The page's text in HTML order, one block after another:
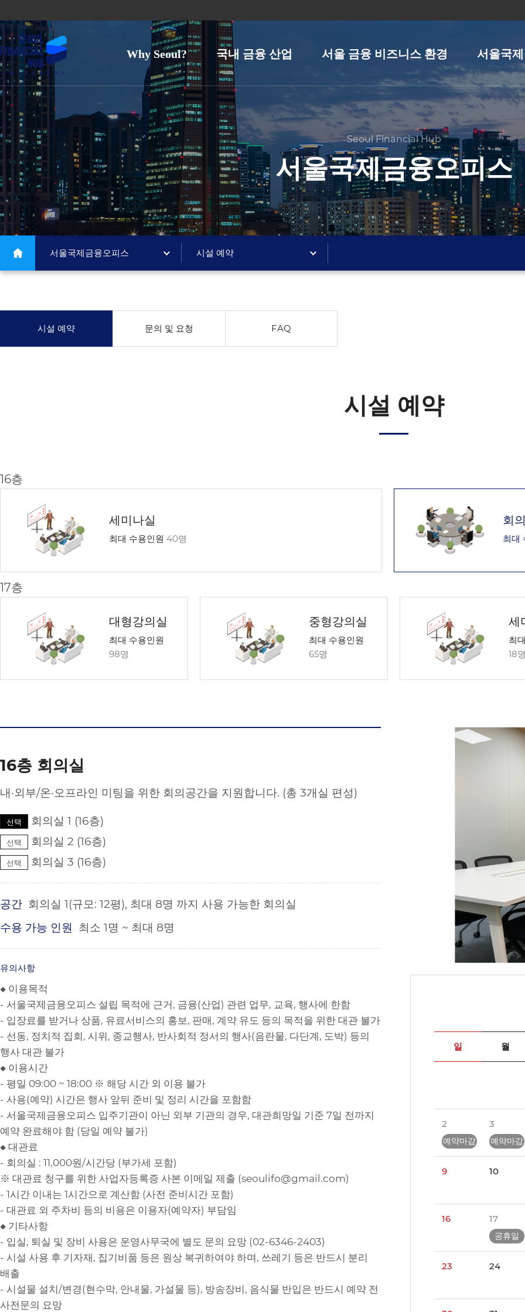
Why Seoul? 국내 금융 산업 서울 금융 비즈니스 환경 서울국
Seoul Financial Hub
서울국제금융오피스
서울국제금융오피스 시설 예약
시설 예약 문의 및 요청 FAQ
시설 예약
16층
세미나실
최대 수용인원 40명
회
최대
17층
대형강의실
최대 수용인원
98명
중형강의실
최대 수용인원
65명
세
최
18
16층 회의실
내·외부/온·오프라인 미팅을 위한 회의공간을 지원합니다. (총 3개실 편성)
선택 회의실 1 (16층)
선택 회의실 2 (16층)
선택 회의실 3 (16층)
공간 회의실 1(규모: 12평), 최대 8명 까지 사용 가능한 회의실
수용 가능 인원
최소 1명 ~ 최대 8명
유의사항
◆ 이용목적
- 서울국제금융오피스 설립 목적에 근거, 금융(산업) 관련 업무, 교육, 행사에 한함
- 입장료를 받거나 상품, 유료서비스의 홍보, 판매, 계약 유도 등의 목적을 위한 대관 불가
- 선동, 정치적 집회, 시위, 종교행사, 반사회적 정서의 행사(음란물, 다단계, 도박) 등의
행사 대관 불가
◆ 이용시간
- 평일 09:00 ~ 18:00 ※ 해당 시간 외 이용 불가
- 사용(예약) 시간은 행사 앞뒤 준비 및 정리 시간을 포함함
- 서울국제금융오피스 입주기관이 아닌 외부 기관의 경우, 대관희망일 기준 7일 전까지
예약 완료해야 함 (당일 예약 불가)
◆ 대관료
- 회의실 : 11,000원/시간당 (부가세 포함)
※ 대관료 청구를 위한 사업자등록증 사본 이메일 제출 (seoulifo@gmail.com)
- 1시간 이내는 1시간으로 계산함 (사전 준비시간 포함)
- 대관료 외 주차비 등의 비용은 이용자(예약자) 부담임
◆ 기타사항
- 입실, 퇴실 및 장비 사용은 운영사무국에 별도 문의 요망 (02-6346-2403)
- 시설 사용 후 기자재, 집기비품 등은 원상 복귀하여야 하며, 쓰레기 등은 반드시 분리
배출
- 시설물 설치/변경(현수막, 안내물, 가설물 등), 방송장비, 음식물 반입은 반드시 예약 전
사전문의 요망
일 월
2
예약마감
3
예약마감
9 10
16 17
공휴일
23 24